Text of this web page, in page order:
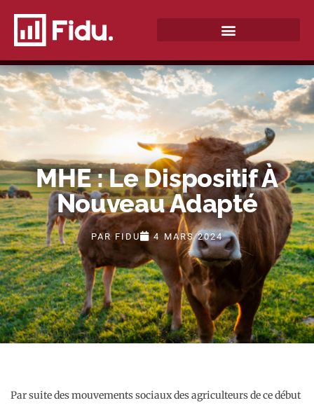
MHE : Le Dispositif À
Nouveau Adapté
PARFIDU 4 MARS 2024
Par suite des mouvements sociaux des agriculteurs de ce début